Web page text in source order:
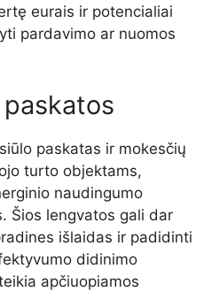
eurais ir potencialiai
pardavimo ar nuomos
paskatas ir mokesčių
turto objektams,
naudingumo
Šios lengvatos gali dar
išlaidas ir padidinti
didinimo
apčiuopiamos